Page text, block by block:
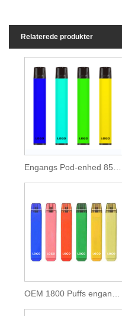
Relaterede produkter